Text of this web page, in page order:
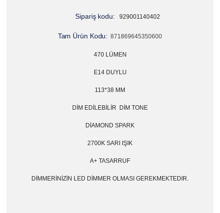
Sipariş kodu: 929001140402
Tam Ürün Kodu: 871869645350600
470 LÜMEN
E14 DUYLU
113*38 MM
DİM EDİLEBİLİR DİM TONE
DİAMOND SPARK
2700K SARI IŞIK
A+ TASARRUF
DİMMERİNİZİN LED DİMMER OLMASI GEREKMEKTEDIR.